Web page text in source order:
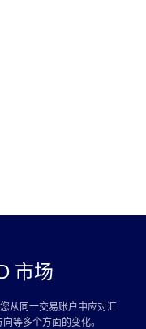
市场
从同一交易账户中应对汇
等多个方面的变化。